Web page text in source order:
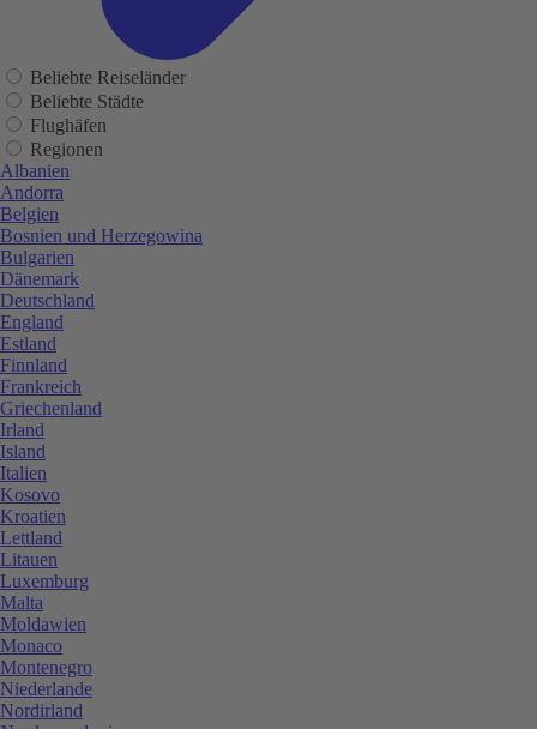
Beliebte Reiseländer
Beliebte Städte
Flughäfen
Regionen
Albanien
Andorra
Belgien
Bosnien und Herzegowina
Bulgarien
Dänemark
Deutschland
England
Estland
Finnland
Frankreich
Griechenland
Irland
Island
Italien
Kosovo
Kroatien
Lettland
Litauen
Luxemburg
Malta
Moldawien
Monaco
Montenegro
Niederlande
Nordirland